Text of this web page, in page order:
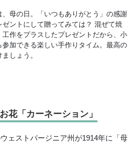
母の日。「いつもありがとう」の感謝
ントにして贈ってみては？ 混ぜて焼
工作をプラスしたプレゼントだから、小
加できる楽しい手作りタイム。最高の
しょう。
花「カーネーション」
ェストバージニア州が1914年に「母